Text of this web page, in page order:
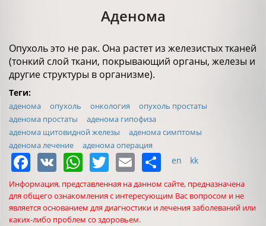
Аденома
Опухоль это не рак. Она растет из железистых тканей
(тонкий слой ткани, покрывающий органы, железы и
другие структуры в организме).
Теги:
аденома опухоль онкология
опухоль простаты
аденома простаты
аденома гипофиза
аденома щитовидной железы
аденома симптомы
аденома лечение
аденома операция
Facebook
VK WhatsApp
TwitterEmailShare
en kk
Информация, представленная на данном сайте, предназначена
для общего ознакомления с интересующим Вас вопросом и не
является основанием для диагностики и лечения заболеваний или
каких-либо проблем со здоровьем.